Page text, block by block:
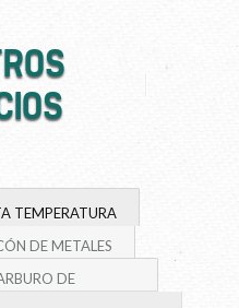
TEMPERATURA
DE METALES
DE